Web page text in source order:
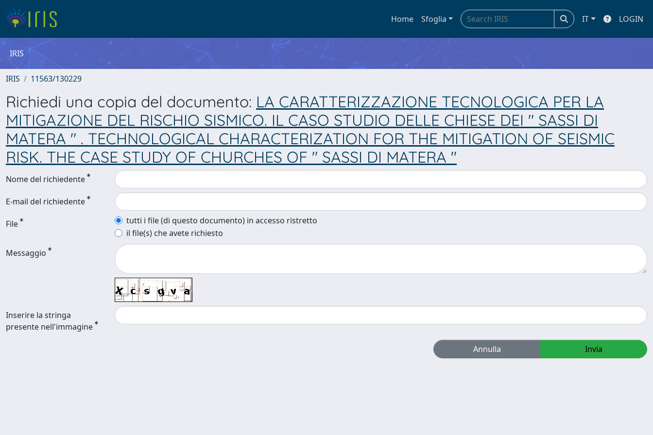
Home Sfoglia IT LOGIN
IRIS
IRIS 11563/130229
Richiedi una copia del documento: LA CARATTERIZZAZIONE TECNOLOGICA PER LA
MITIGAZIONE DEL RISCHIO SISMICO. IL CASO STUDIO DELLE CHIESE DEI " SASSI DI
MATERA " . TECHNOLOGICAL CHARACTERIZATION FOR THE MITIGATION OF SEISMIC
RISK. THE CASE STUDY OF CHURCHES OF " SASSI DI MATERA "
Nome del richiedente
E-mail del richiedente
File
tutti i file (di questo documento) in accesso ristretto
il file(s) che avete richiesto
Messaggio
Inserire la stringa
presente nell'immagine
Annulla Invia